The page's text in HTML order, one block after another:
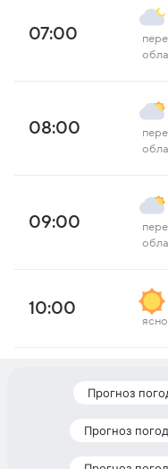
07:00
08:00
09:00
10:00
ясно
Прогноз
Прогноз